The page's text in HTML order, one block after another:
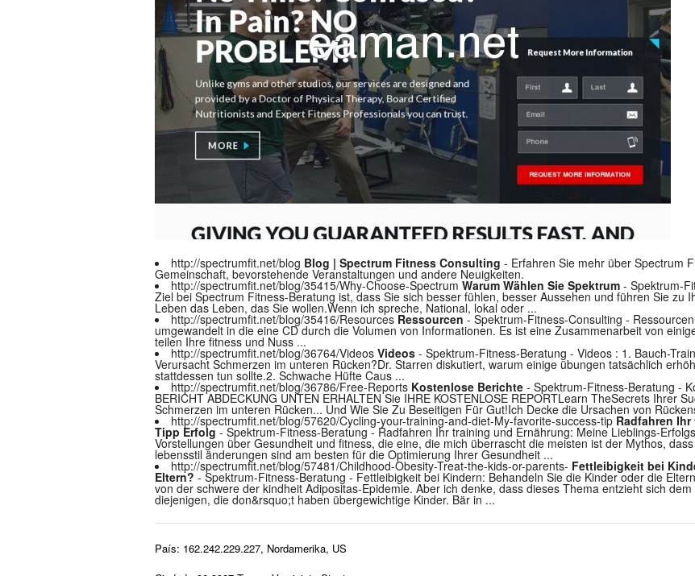
http://spectrumfit.net/blog Blog | Spectrum Fitness Consulting - Erfahren Sie mehr über Spectrum
Gemeinschaft, bevorstehende Veranstaltungen und andere Neuigkeiten.
http://spectrumfit.net/blog/35415/Why-Choose-Spectrum Warum Wählen Sie Spektrum - Spektrum-
Ziel bei Spectrum Fitness-Beratung ist, dass Sie sich besser fühlen, besser Aussehen und führen Sie zu
Leben das Leben, das Sie wollen.Wenn ich spreche, National, lokal oder ...
http://spectrumfit.net/blog/35416/Resources Ressourcen - Spektrum-Fitness-Consulting -
umgewandelt in die eine CD durch die Volumen von Informationen. Es ist eine Zusammenarbeit von
teilen Ihre fitness und Nuss ...
http://spectrumfit.net/blog/36764/Videos Videos - Spektrum-Fitness-Beratung - Videos : 1. Bauch-
Verursacht Schmerzen im unteren Rücken?Dr. Starren diskutiert, warum einige übungen tatsächlich
stattdessen tun sollte.2. Schwache Hüfte Caus ...
http://spectrumfit.net/blog/36786/Free-Reports Kostenlose Berichte - Spektrum-Fitness-Beratung -
BERICHT ABDECKUNG UNTEN ERHALTEN Sie IHRE KOSTENLOSE REPORTLearn TheSecrets Ihrer
Schmerzen im unteren Rücken... Und Wie Sie Zu Beseitigen Für Gut!Ich Decke die Ursachen von
http://spectrumfit.net/blog/57620/Cycling-your-training-and-diet-My-favorite-success-tip Radfahren
Tipp Erfolg - Spektrum-Fitness-Beratung - Radfahren Ihr training und Ernährung: Meine Lieblings-
Vorstellungen über Gesundheit und fitness, die eine, die mich überrascht die meisten ist der Mythos,
lebensstil änderungen sind am besten für die Optimierung Ihrer Gesundheit ...
http://spectrumfit.net/blog/57481/Childhood-Obesity-Treat-the-kids-or-parents- Fettleibigkeit bei
Eltern? - Spektrum-Fitness-Beratung - Fettleibigkeit bei Kindern: Behandeln Sie die Kinder oder die
von der schwere der kindheit Adipositas-Epidemie. Aber ich denke, dass dieses Thema entzieht sich
diejenigen, die don&rsquo;t haben übergewichtige Kinder. Bär in ...
País: 162.242.229.227, Nordamerika, US